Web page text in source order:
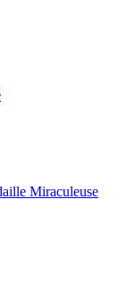
Miraculeuse